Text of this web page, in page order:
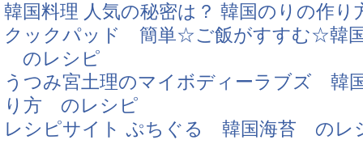
韓国料理 人気の秘密は？ 韓国のりの作
クックパッド 簡単☆ご飯がすすむ☆韓
のレシピ
うつみ宮土理のマイボディーラブズ 韓
り方 のレシピ
レシピサイト ぷちぐる 韓国海苔 のレ